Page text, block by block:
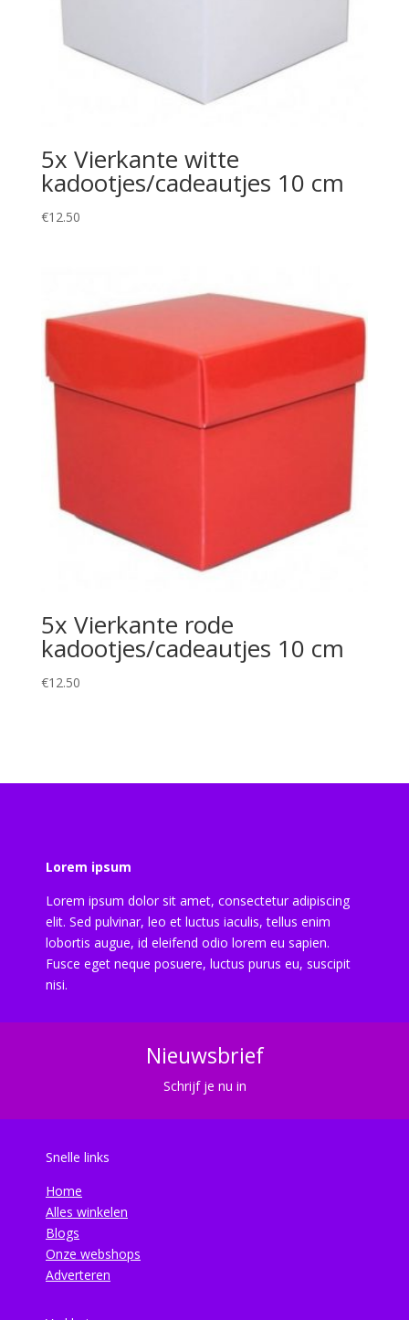
5x Vierkante witte
kadootjes/cadeautjes 10 cm
€12.50
5x Vierkante rode
kadootjes/cadeautjes 10 cm
€12.50
Lorem ipsum
Lorem ipsum dolor sit amet, consectetur adipiscing
elit. Sed pulvinar, leo et luctus iaculis, tellus enim
lobortis augue, id eleifend odio lorem eu sapien.
Fusce eget neque posuere, luctus purus eu, suscipit
nisi.
Nieuwsbrief
Schrijf je nu in
Snelle links
Home
Alles winkelen
Blogs
Onze webshops
Adverteren